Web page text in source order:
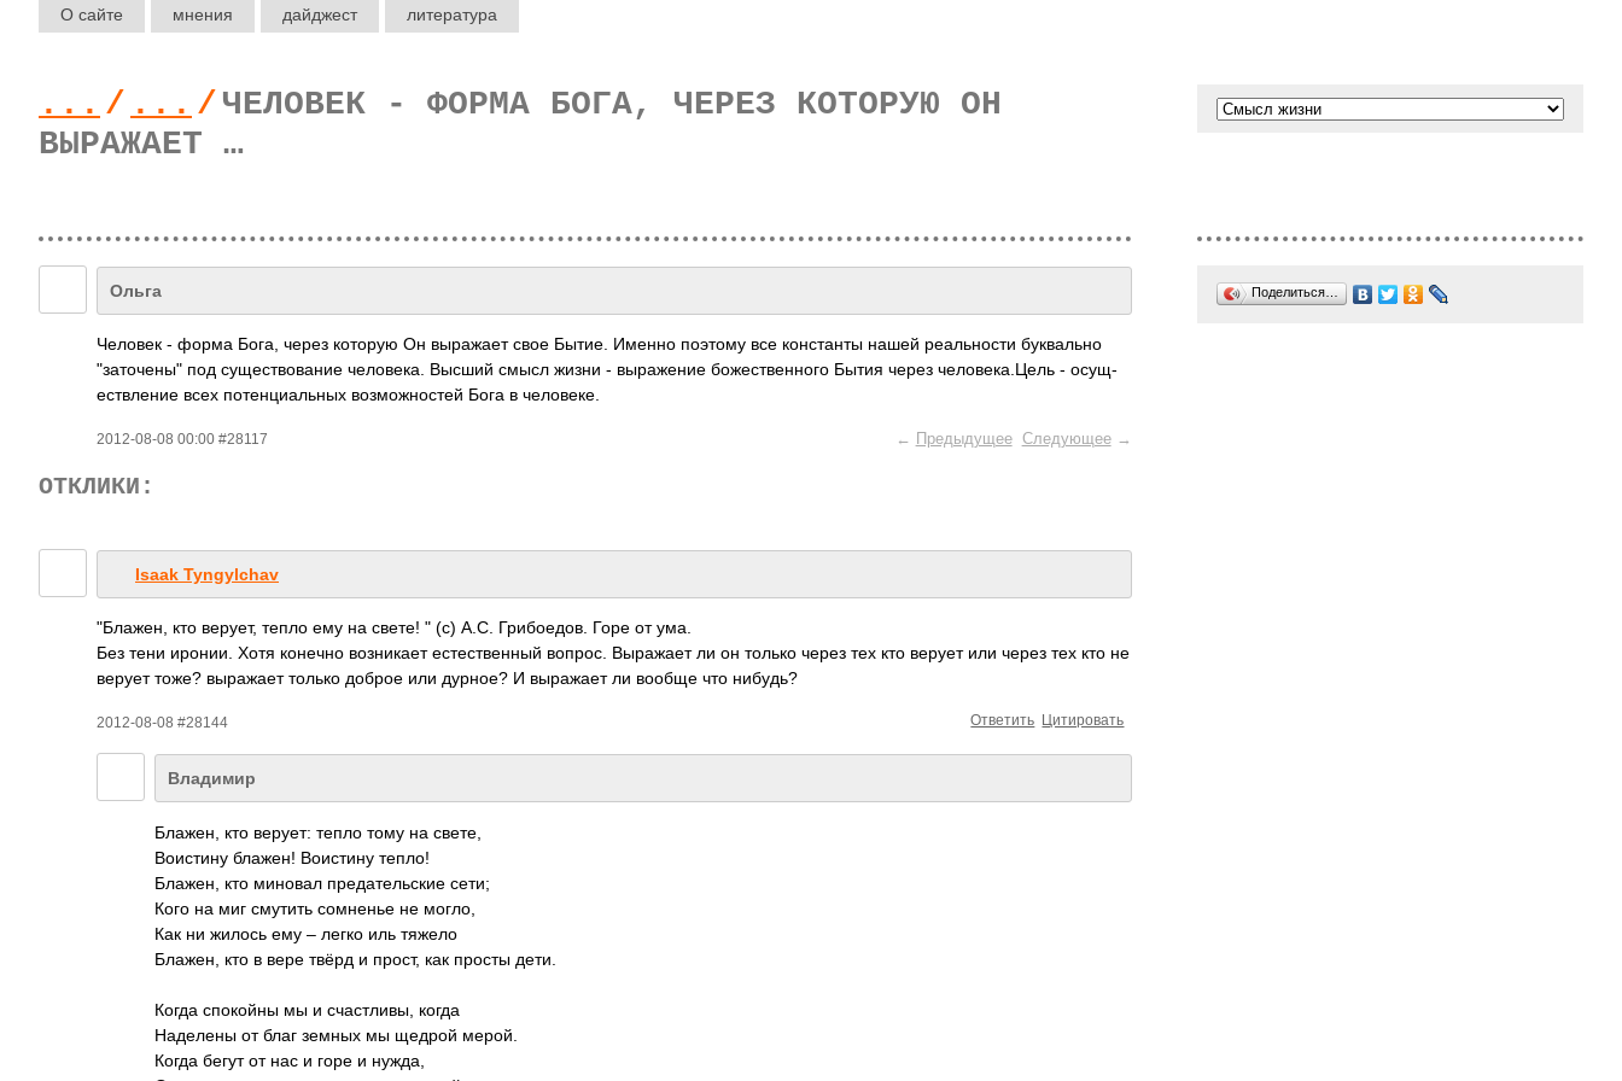
О сайте мнения дайджест литература
... / ... / ЧЕЛОВЕК - ФОРМА БОГА, ЧЕРЕЗ КОТОРУЮ ОН
ВЫРАЖАЕТ …
Ольга
Человек - форма Бога, через которую Он выра­жает свое Бытие. Именно поэтому все конс­танты нашей реал­ьности букв­ально
"зат­очены" под суще­ство­вание чело­века. Высший смысл жизни - выра­жение боже­стве­нного Бытия через чело­века­.Цель - осущ­
еств­ление всех поте­нциа­льных возм­ожно­стей Бога в чело­веке.
2012-08-08 00:00 #28117 ← Предыдущее Следующее→
ОТКЛИКИ:
Isaak Tyngylchav
"Бла­жен, кто верует, тепло ему на свете! " (с) А.С. Гриб­оедов. Горе от ума.
Без тени иронии. Хотя конечно возн­икает есте­стве­нный вопрос. Выра­жает ли он только через тех кто верует или через тех кто не
верует тоже? выра­жает только доброе или дурное? И выра­жает ли вообще что нибудь?
2012-08-08 #28144 Цитировать
Ответить
Владимир
Блажен, кто верует: тепло тому на свете,
Воис­тину блажен! Воис­тину тепло!
Блажен, кто миновал пред­ател­ьские сети;
Кого на миг смутить сомн­енье не могло,
Как ни жилось ему – легко иль тяжело
Блажен, кто в вере твёрд и прост, как просты дети.
Когда спок­ойны мы и счас­тливы, когда
Наде­лены от благ земных мы щедрой мерой.
Когда бегут от нас и горе и нужда,
Поделиться…